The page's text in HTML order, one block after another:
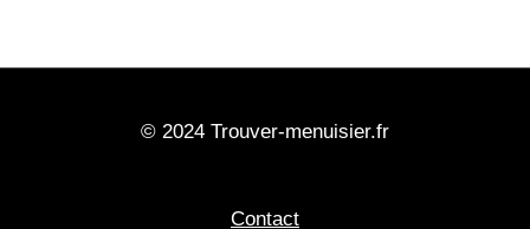
© 2024 Trouver-menuisier.fr
Contact